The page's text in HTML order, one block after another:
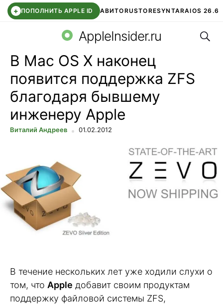
+ ПОПОЛНИТЬ APPLE ID АВИТОRUSTORESYNTARAIOS 26.6
СБЕР КИДС ЧАТ ROBLOXВТБ ОНЛАЙН
AppleInsider.ru
В Mac OS X наконец
появится поддержка ZFS
благодаря бывшему
инженеру Apple
Виталий Андреев 01.02.2012
В течение нескольких лет уже ходили слухи о
том, что Apple добавит своим продуктам
поддержку файловой системы ZFS,